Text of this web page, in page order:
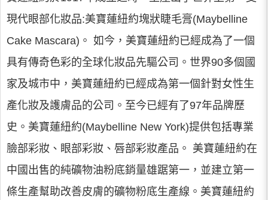
現代眼部化妝品:美寶蓮紐約塊狀睫毛膏(Maybelline
Cake Mascara)。 如今，美寶蓮紐約已經成為了一個
具有傳奇色彩的全球化妝品先驅公司。世界90多個國
家及城市中，美寶蓮紐約已經成為第一個針對女性生
產化妝及護膚品的公司。至今已經有了97年品牌歷
史。美寶蓮紐約(Maybelline New York)提供包括專業
臉部彩妝、眼部彩妝、唇部彩妝產品。 美寶蓮紐約在
中國出售的純礦物油粉底銷量雄踞第一，並建立第一
條生產幫助改善皮膚的礦物粉底生產線。美寶蓮紐約